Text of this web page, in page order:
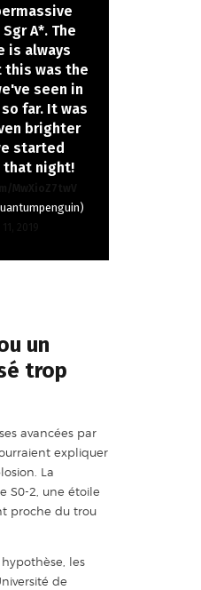
A*. The
is always
this was the
seen in
far. It was
brighter
started
that night!
un
trop
avancées par
expliquer
La
S0-2, une étoile
proche du trou
les
de